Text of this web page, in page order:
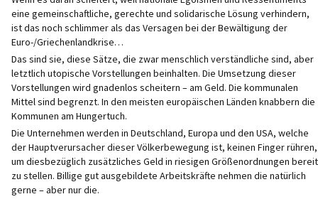
eine gemeinschaftliche, gerechte und solidarische Lösung verhindern,
ist das noch schlimmer als das Versagen bei der Bewältigung der
Euro-/Griechenlandkrise…
Das sind sie, diese Sätze, die zwar menschlich verständliche sind, aber
letztlich utopische Vorstellungen beinhalten. Die Umsetzung dieser
Vorstellungen wird gnadenlos scheitern – am Geld. Die kommunalen
Mittel sind begrenzt. In den meisten europäischen Länden knabbern die
Kommunen am Hungertuch.
Die Unternehmen werden in Deutschland, Europa und den USA, welche
der Hauptverursacher dieser Völkerbewegung ist, keinen Finger rühren,
um diesbezüglich zusätzliches Geld in riesigen Größenordnungen bereit
zu stellen. Billige gut ausgebildete Arbeitskräfte nehmen die natürlich
gerne – aber nur die.